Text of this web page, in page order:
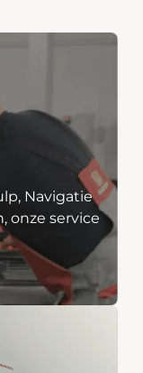
Navigatie
onze service